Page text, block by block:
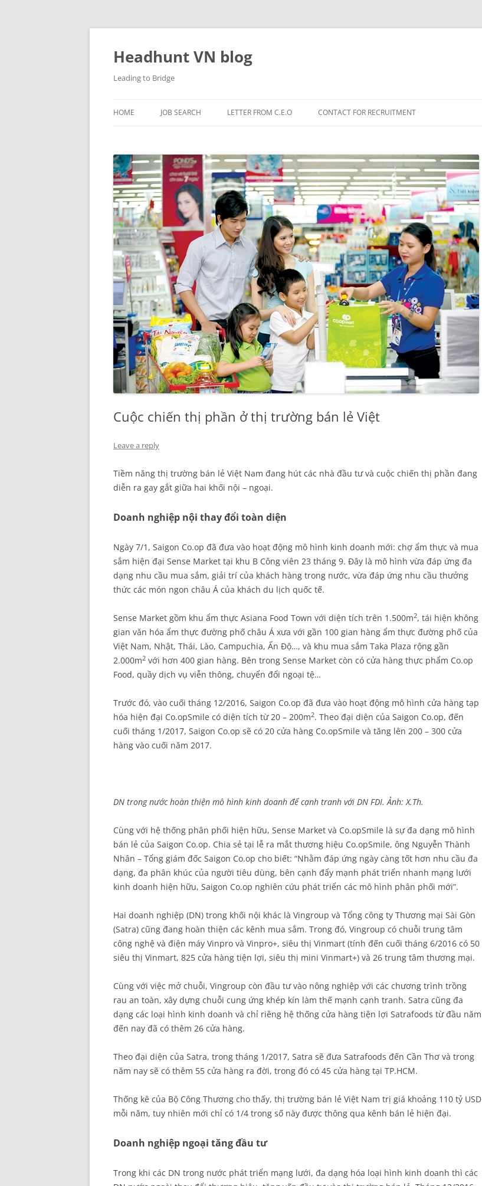
Skip
Headhunt VN blog
Leading to Bridge
HOME JOB SEARCH LETTER FROM C.E.O CONTACT FOR RECRUITMENT
Cuộc chiến thị phần ở thị trường bán lẻ Việt
Leave a reply
Tiềm năng thị trường bán lẻ Việt Nam đang hút các nhà đầu tư và cuộc chiến thị phần đang
diễn ra gay gắt giữa hai khối nội – ngoại.
Doanh nghiệp nội thay đổi toàn diện
Ngày 7/1, Saigon Co.op đã đưa vào hoạt động mô hình kinh doanh mới: chợ ẩm thực và mua
sắm hiện đại Sense Market tại khu B Công viên 23 tháng 9. Đây là mô hình vừa đáp ứng đa
dạng nhu cầu mua sắm, giải trí của khách hàng trong nước, vừa đáp ứng nhu cầu thưởng
thức các món ngon châu Á của khách du lịch quốc tế.
Sense Market gồm khu ẩm thực Asiana Food Town với diện tích trên 1.500m2, tái hiện không
gian văn hóa ẩm thực đường phố châu Á xưa với gần 100 gian hàng ẩm thực đường phố của
Việt Nam, Nhật, Thái, Lào, Campuchia, Ấn Độ…, và khu mua sắm Taka Plaza rộng gần
2.000m2 với hơn 400 gian hàng. Bên trong Sense Market còn có cửa hàng thực phẩm Co.op
Food, quầy dịch vụ viễn thông, chuyển đổi ngoại tệ…
Trước đó, vào cuối tháng 12/2016, Saigon Co.op đã đưa vào hoạt động mô hình cửa hàng tạp
hóa hiện đại Co.opSmile có diện tích từ 20 – 200m2. Theo đại diện của Saigon Co.op, đến
cuối tháng 1/2017, Saigon Co.op sẽ có 20 cửa hàng Co.opSmile và tăng lên 200 – 300 cửa
hàng vào cuối năm 2017.
DN trong nước hoàn thiện mô hình kinh doanh để cạnh tranh với DN FDI. Ảnh: X.Th.
Cùng với hệ thống phân phối hiện hữu, Sense Market và Co.opSmile là sự đa dạng mô hình
bán lẻ của Saigon Co.op. Chia sẻ tại lễ ra mắt thương hiệu Co.opSmile, ông Nguyễn Thành
Nhân – Tổng giám đốc Saigon Co.op cho biết: “Nhằm đáp ứng ngày càng tốt hơn nhu cầu đa
dạng, đa phân khúc của người tiêu dùng, bên cạnh đẩy mạnh phát triển nhanh mạng lưới
kinh doanh hiện hữu, Saigon Co.op nghiên cứu phát triển các mô hình phân phối mới”.
Hai doanh nghiệp (DN) trong khối nội khác là Vingroup và Tổng công ty Thương mại Sài Gòn
(Satra) cũng đang hoàn thiện các kênh mua sắm. Trong đó, Vingroup có chuỗi trung tâm
công nghệ và điện máy Vinpro và Vinpro+, siêu thị Vinmart (tính đến cuối tháng 6/2016 có 50
siêu thị Vinmart, 825 cửa hàng tiện lợi, siêu thị mini Vinmart+) và 26 trung tâm thương mại.
Cùng với việc mở chuỗi, Vingroup còn đầu tư vào nông nghiệp với các chương trình trồng
rau an toàn, xây dựng chuỗi cung ứng khép kín làm thế mạnh cạnh tranh. Satra cũng đa
dạng các loại hình kinh doanh và chỉ riêng hệ thống cửa hàng tiện lợi Satrafoods từ đầu năm
đến nay đã có thêm 26 cửa hàng.
Theo đại diện của Satra, trong tháng 1/2017, Satra sẽ đưa Satrafoods đến Cần Thơ và trong
năm nay sẽ có thêm 55 cửa hàng ra đời, trong đó có 45 cửa hàng tại TP.HCM.
Thống kê của Bộ Công Thương cho thấy, thị trường bán lẻ Việt Nam trị giá khoảng 110 tỷ USD
mỗi năm, tuy nhiên mới chỉ có 1/4 trong số này được thông qua kênh bán lẻ hiện đại.
Doanh nghiệp ngoại tăng đầu tư
Trong khi các DN trong nước phát triển mạng lưới, đa dạng hóa loại hình kinh doanh thì các